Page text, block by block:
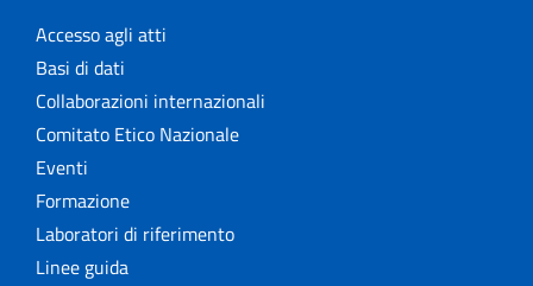
Accesso agli atti
Basi di dati
Collaborazioni internazionali
Comitato Etico Nazionale
Eventi
Formazione
Laboratori di riferimento
Linee guida